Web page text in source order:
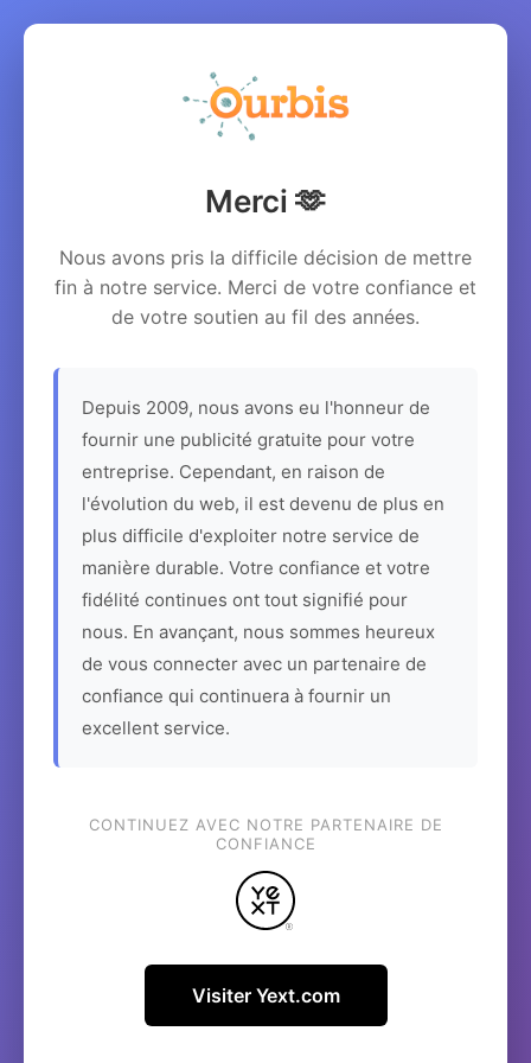
Merci 🫶
Nous avons pris la difficile décision de mettre
fin à notre service. Merci de votre confiance et
de votre soutien au fil des années.
Depuis 2009, nous avons eu l'honneur de
fournir une publicité gratuite pour votre
entreprise. Cependant, en raison de
l'évolution du web, il est devenu de plus en
plus difficile d'exploiter notre service de
manière durable. Votre confiance et votre
fidélité continues ont tout signifié pour
nous. En avançant, nous sommes heureux
de vous connecter avec un partenaire de
confiance qui continuera à fournir un
excellent service.
CONTINUEZ AVEC NOTRE PARTENAIRE DE
CONFIANCE
Visiter Yext.com